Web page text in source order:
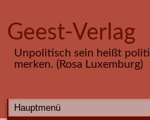
Geest-Verlag
Unpolitisch sein heißt
merken. (Rosa Luxemburg)
HAUPTMENÜ